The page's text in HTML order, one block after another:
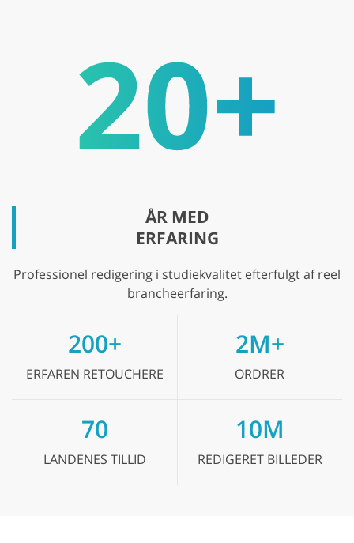
ÅR MED
ERFARING
Professionel redigering i studiekvalitet efterfulgt af reel
brancheerfaring.
200+
ERFAREN RETOUCHERE
2M+
ORDRER
70
LANDENES TILLID
10M
REDIGERETBILLEDER